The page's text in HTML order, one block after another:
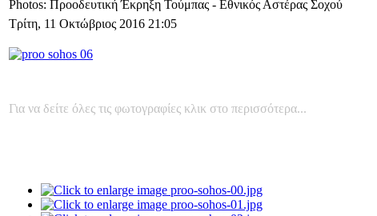
Photos: Προοδευτική Έκρηξη Τούμπας - Εθνικός Αστέρας Σοχού
Τρίτη, 11 Οκτώβριος 2016 21:05
Για να δείτε όλες τις φωτογραφίες κλικ στο περισσότερα...